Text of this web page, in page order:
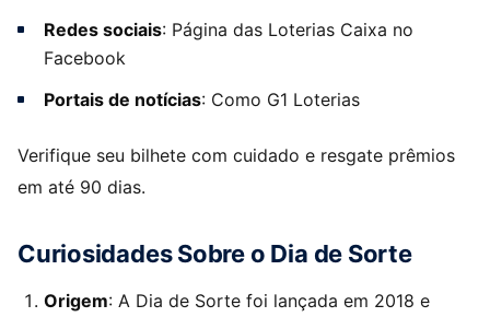
Redes sociais: Página das Loterias Caixa no
Facebook
Portais de notícias: Como G1 Loterias
Verifique seu bilhete com cuidado e resgate prêmios
em até 90 dias.
Curiosidades Sobre o Dia de Sorte
Origem: A Dia de Sorte foi lançada em 2018 e